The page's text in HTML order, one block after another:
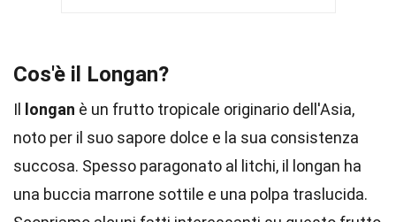
Cos'è il Longan?
Il longan è un frutto tropicale originario dell'Asia,
noto per il suo sapore dolce e la sua consistenza
succosa. Spesso paragonato al litchi, il longan ha
una buccia marrone sottile e una polpa traslucida.